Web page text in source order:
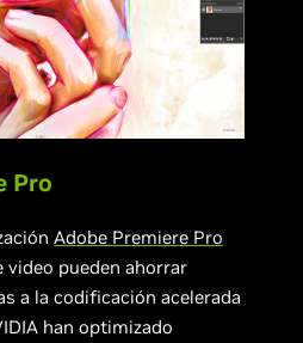
Pro
Adobe Premiere Pro
video pueden ahorrar
a la codificación acelerada
han optimizado